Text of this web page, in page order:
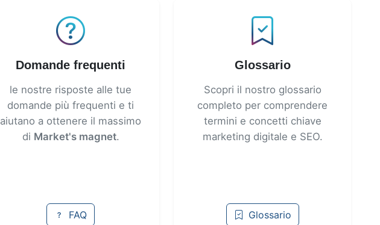
Domande frequenti
le nostre risposte alle tue
domande più frequenti e ti
aiutano a ottenere il massimo
di Market's magnet.
FAQ
Glossario
Scopri il nostro glossario
completo per comprendere
termini e concetti chiave
marketing digitale e SEO.
Glossario